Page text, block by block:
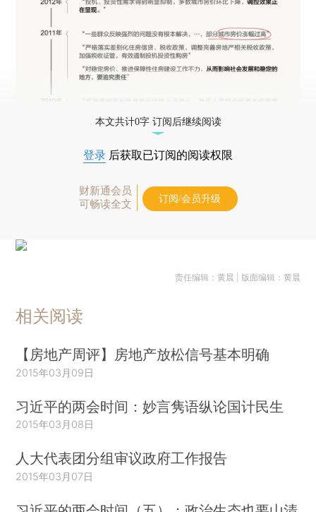
本文共计0字 订阅后继续阅读
登录 后获取已订阅的阅读权限
财新通会员
可畅读全文
订阅/会员升级
责任编辑：黄晨 | 版面编辑：黄晨
相关阅读
【房地产周评】房地产放松信号基本明确
2015年03月09日
习近平的两会时间：妙言隽语纵论国计民生
2015年03月08日
人大代表团分组审议政府工作报告
2015年03月07日